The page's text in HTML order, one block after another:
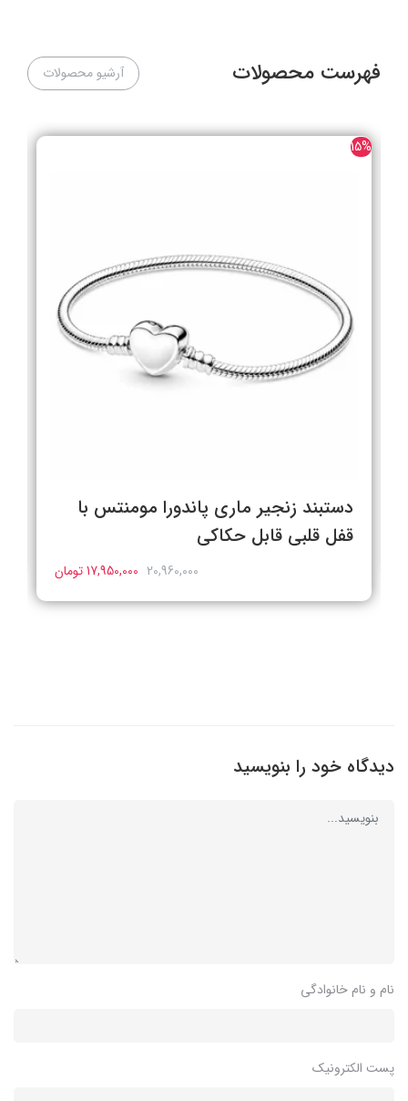
فهرست محصولات آرشیو محصولات
15%
دستبند زنجیر ماری پاندورا مومنتس با
قفل قلبی قابل حکاکی
20,960,000 17,950,000 تومان
دیدگاه خود را بنویسید
نام و نام خانوادگی
پست الکترونیک